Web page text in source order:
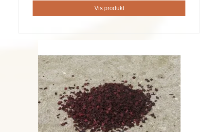
Vis produkt